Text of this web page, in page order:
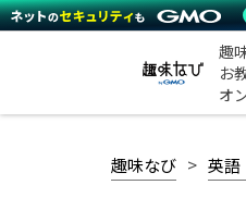
趣
お
オ
趣味なび 英語